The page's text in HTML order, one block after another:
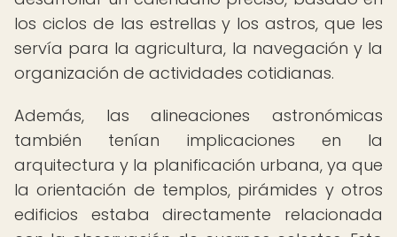
los ciclos de las estrellas y los astros, que les
servía para la agricultura, la navegación y la
organización de actividades cotidianas.
Además, las alineaciones astronómicas
también tenían implicaciones en la
arquitectura y la planificación urbana, ya que
la orientación de templos, pirámides y otros
edificios estaba directamente relacionada